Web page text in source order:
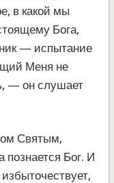
в какой мы
Бога,
— испытание
Меня не
— он слушает
Святым,
Бог. И